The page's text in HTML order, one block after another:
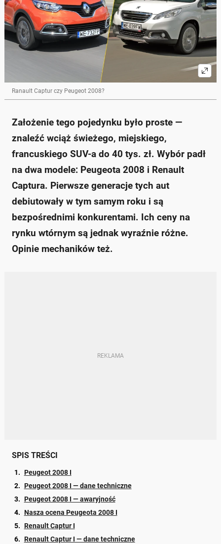
Ranault Captur czy Peugeot 2008?
Założenie tego pojedynku było proste —
znaleźć wciąż świeżego, miejskiego,
francuskiego SUV-a do 40 tys. zł. Wybór padł
na dwa modele: Peugeota 2008 i Renault
Captura. Pierwsze generacje tych aut
debiutowały w tym samym roku i są
bezpośrednimi konkurentami. Ich ceny na
rynku wtórnym są jednak wyraźnie różne.
Opinie mechaników też.
SPIS TREŚCI
Peugeot 2008 I
Peugeot 2008 I — dane techniczne
Peugeot 2008 I — awaryjność
Nasza ocena Peugeota 2008 I
Renault Captur I
Renault Captur I — dane techniczne